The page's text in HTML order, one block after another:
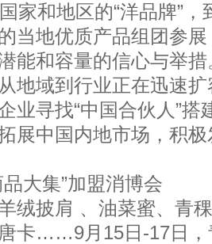
家和地区的“洋品牌”
当地优质产品组团参
能和容量的信心与举
地域到行业正在迅速
业寻找“中国合伙人”
展中国内地市场，积
大集”加盟消博会
披肩 、油菜蜜、青稞
卡……9月15日-17日，